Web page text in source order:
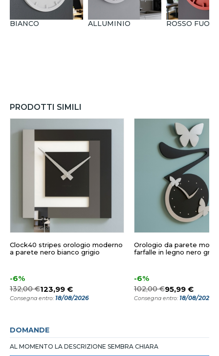
BIANCO ALLUMINIO ROSSO
PRODOTTI SIMILI
Clock40 stripes orologio moderno
a parete nero bianco grigio
-6%
132,00 €123,99 €
Consegna entro: 18/08/2026
Orologio da parete
farfalle in legno nero
-6%
102,00 €95,99 €
Consegna entro: 18/08/2026
DOMANDE
AL MOMENTO LA DESCRIZIONE SEMBRA CHIARA